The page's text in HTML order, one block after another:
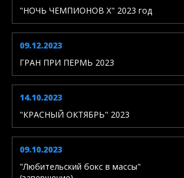
"НОЧЬ ЧЕМПИОНОВ X" 2023 год
09.12.2023
ГРАН ПРИ ПЕРМЬ 2023
14.10.2023
"КРАСНЫЙ ОКТЯБРЬ" 2023
09.10.2023
"Любительский бокс в массы"